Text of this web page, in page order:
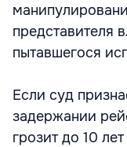
представителя
пытавшегося
Если суд
задержании
грозит до 10